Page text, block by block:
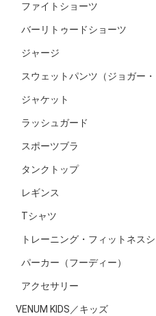
ファイトショーツ
バーリトゥードショーツ
ジャージ
スウェットパンツ（ジョガー・
ジャケット
ラッシュガード
スポーツブラ
タンクトップ
レギンス
Tシャツ
トレーニング・フィットネス
パーカー（フーディー）
アクセサリー
VENUM KIDS／キッズ